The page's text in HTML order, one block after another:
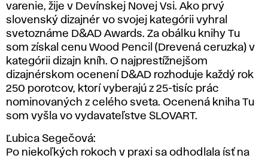
varenie, žije v Devínskej Novej Vsi. Ako prvý
slovenský dizajnér vo svojej kategórii vyhral
svetoznáme D&AD Awards. Za obálku knihy Tu
som získal cenu Wood Pencil (Drevená ceruzka) v
kategórii dizajn kníh. O najprestížnejšom
dizajnérskom ocenení D&AD rozhoduje každý rok
250 porotcov, ktorí vyberajú z 25-tisíc prác
nominovaných z celého sveta. Ocenená kniha Tu
som vyšla vo vydavateľstve SLOVART.
Ľubica Segečová:
Po niekoľkých rokoch v praxi sa odhodlala ísť na